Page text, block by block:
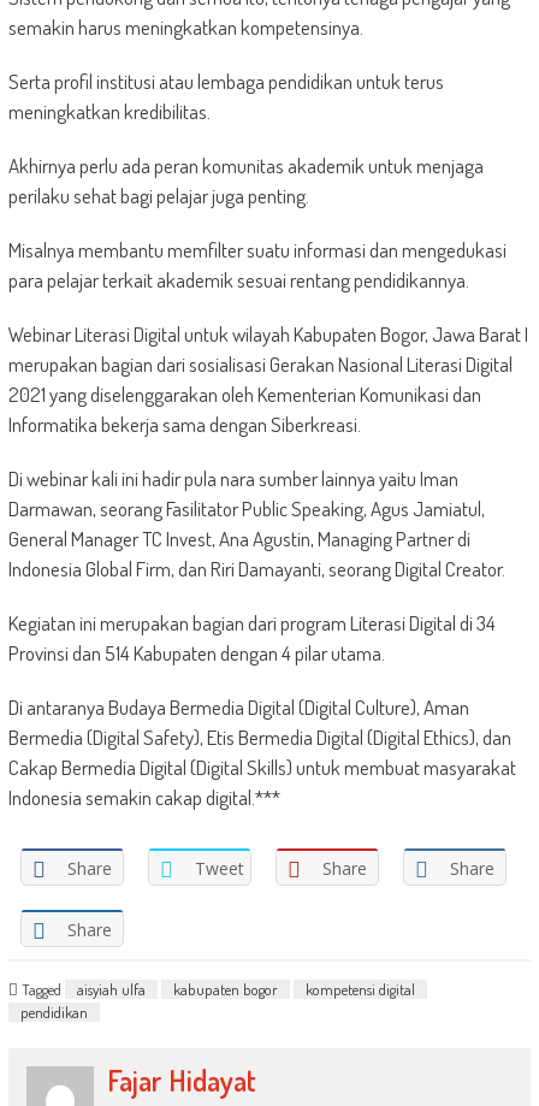
semakin harus meningkatkan kompetensinya.
Serta profil institusi atau lembaga pendidikan untuk terus
meningkatkan kredibilitas.
Akhirnya perlu ada peran komunitas akademik untuk menjaga
perilaku sehat bagi pelajar juga penting.
Misalnya membantu memfilter suatu informasi dan mengedukasi
para pelajar terkait akademik sesuai rentang pendidikannya.
Webinar Literasi Digital untuk wilayah Kabupaten Bogor, Jawa Barat I
merupakan bagian dari sosialisasi Gerakan Nasional Literasi Digital
2021 yang diselenggarakan oleh Kementerian Komunikasi dan
Informatika bekerja sama dengan Siberkreasi.
Di webinar kali ini hadir pula nara sumber lainnya yaitu Iman
Darmawan, seorang Fasilitator Public Speaking, Agus Jamiatul,
General Manager TC Invest, Ana Agustin, Managing Partner di
Indonesia Global Firm, dan Riri Damayanti, seorang Digital Creator.
Kegiatan ini merupakan bagian dari program Literasi Digital di 34
Provinsi dan 514 Kabupaten dengan 4 pilar utama.
Di antaranya Budaya Bermedia Digital (Digital Culture), Aman
Bermedia (Digital Safety), Etis Bermedia Digital (Digital Ethics), dan
Cakap Bermedia Digital (Digital Skills) untuk membuat masyarakat
Indonesia semakin cakap digital.***
Share Tweet Share Share
Share
Tagged aisyiah ulfa kabupaten bogor
kompetensi digital
pendidikan
Fajar Hidayat